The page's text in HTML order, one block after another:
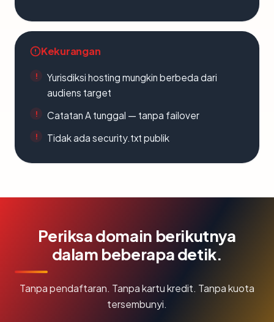
Kekurangan
Yurisdiksi hosting mungkin berbeda dari
audiens target
Catatan A tunggal — tanpa failover
Tidak ada security.txt publik
Periksa domain berikutnya
dalam beberapa detik.
Tanpa pendaftaran. Tanpa kartu kredit. Tanpa kuota
tersembunyi.